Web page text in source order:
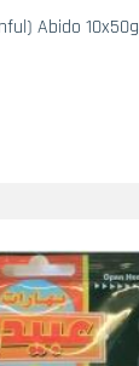
Abido 10x50g